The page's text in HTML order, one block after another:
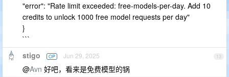
"error": "Rate limit exceeded: free-models-per-day. Add 10
credits to unlock 1000 free model requests per day"
}
```
13
stigo OP Jun 29, 2025
@Avn 好吧，看来是免费模型的锅